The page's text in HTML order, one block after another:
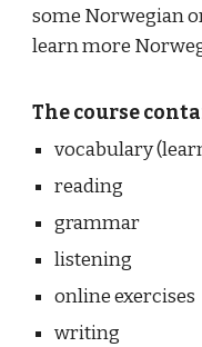
some Norwegian
learn more
The course
vocabulary
reading
grammar
listening
online exercises
writing